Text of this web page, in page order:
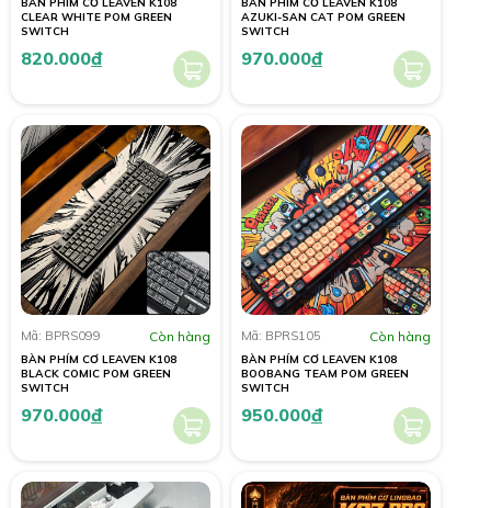
BÀN PHÍM CƠ LEAVEN K108
CLEAR WHITE POM GREEN
SWITCH
820.000đ
BÀN PHÍM CƠ LEAVEN K108
AZUKI-SAN CAT POM GREEN
SWITCH
970.000đ
Mã: BPRS099 Còn hàng
BÀN PHÍM CƠ LEAVEN K108
BLACK COMIC POM GREEN
SWITCH
970.000đ
Mã: BPRS105 Còn hàng
BÀN PHÍM CƠ LEAVEN K108
BOOBANG TEAM POM GREEN
SWITCH
950.000đ